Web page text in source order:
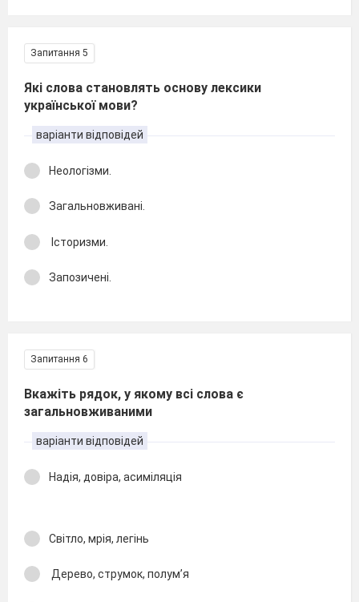
Запитання 5
Які слова становлять основу лексики
української мови?
варіанти відповідей
Неологізми.
Загальновживані.
Історизми.
Запозичені.
Запитання 6
Вкажіть рядок, у якому всі слова є
загальновживаними
варіанти відповідей
Надія, довіра, асиміляція
Світло, мрія, легінь
Дерево, струмок, полум’я